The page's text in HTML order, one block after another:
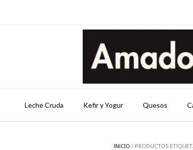
Leche Cruda Kefir y Yogur Quesos
INICIO / PRODUCTOS